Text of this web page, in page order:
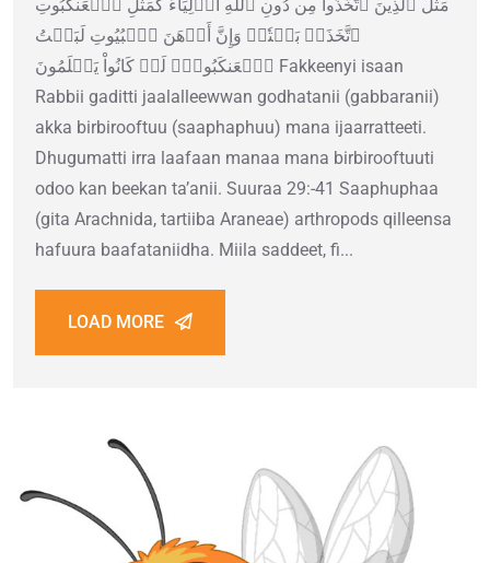
مَثَلُ ٱلَّذِينَ ٱتَّخَذُواْ مِن دُونِ ٱللَّهِ أَوۡلِيَآءَ كَمَثَلِ ٱلۡعَنكَبُوتِ
ٱتَّخَذَتۡ بَيۡتٗاۖ وَإِنَّ أَوۡهَنَ ٱلۡبُيُوتِ لَبَيۡتُ
ٱلۡعَنكَبُوتِۚ لَوۡ كَانُواْ يَعۡلَمُونَ Fakkeenyi isaan
Rabbii gaditti jaalalleewwan godhatanii (gabbaranii)
akka birbirooftuu (saaphaphuu) mana ijaarratteeti.
Dhugumatti irra laafaan manaa mana birbirooftuuti
odoo kan beekan ta’anii. Suuraa 29:-41 Saaphuphaa
(gita Arachnida, tartiiba Araneae) arthropods qilleensa
hafuura baafataniidha. Miila saddeet, fi...
LOAD MORE